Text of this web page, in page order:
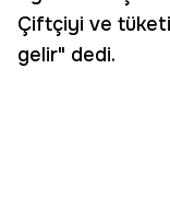
Çiftçiyi ve
gelir" dedi.